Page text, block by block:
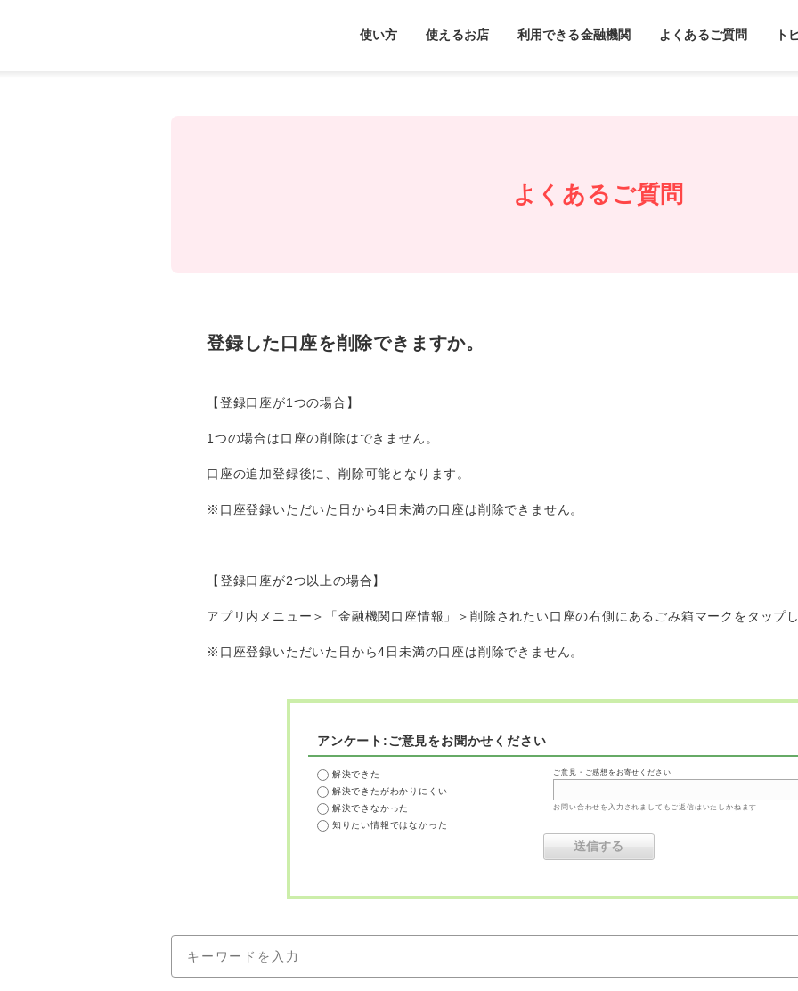
使い方 使えるお店 利用できる金融機関 よくあるご質問 ト
よくあるご質問
登録した口座を削除できますか。
【登録口座が1つの場合】
1つの場合は口座の削除はできません。
口座の追加登録後に、削除可能となります。
※口座登録いただいた日から4日未満の口座は削除できません。
【登録口座が2つ以上の場合】
アプリ内メニュー＞「金融機関口座情報」＞削除されたい口座の右側にあるごみ箱マークをタップし
※口座登録いただいた日から4日未満の口座は削除できません。
アンケート:ご意見をお聞かせください
解決できた
解決できたがわかりにくい
解決できなかった
知りたい情報ではなかった
ご意見・ご感想をお寄せください
お問い合わせを入力されましてもご返信はいたしかねます